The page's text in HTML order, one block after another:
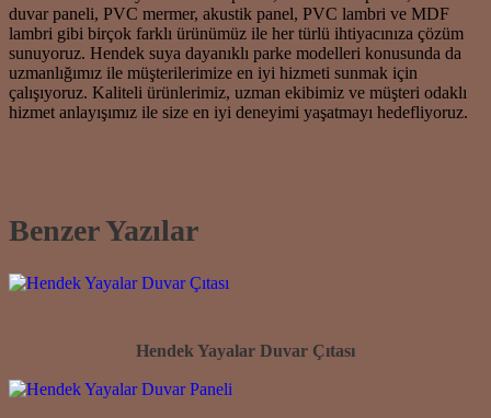
duvar paneli, PVC mermer, akustik panel, PVC lambri ve MDF
lambri gibi birçok farklı ürünümüz ile her türlü ihtiyacınıza çözüm
sunuyoruz. Hendek suya dayanıklı parke modelleri konusunda da
uzmanlığımız ile müşterilerimize en iyi hizmeti sunmak için
çalışıyoruz. Kaliteli ürünlerimiz, uzman ekibimiz ve müşteri odaklı
hizmet anlayışımız ile size en iyi deneyimi yaşatmayı hedefliyoruz.
Benzer Yazılar
Hendek Yayalar Duvar Çıtası